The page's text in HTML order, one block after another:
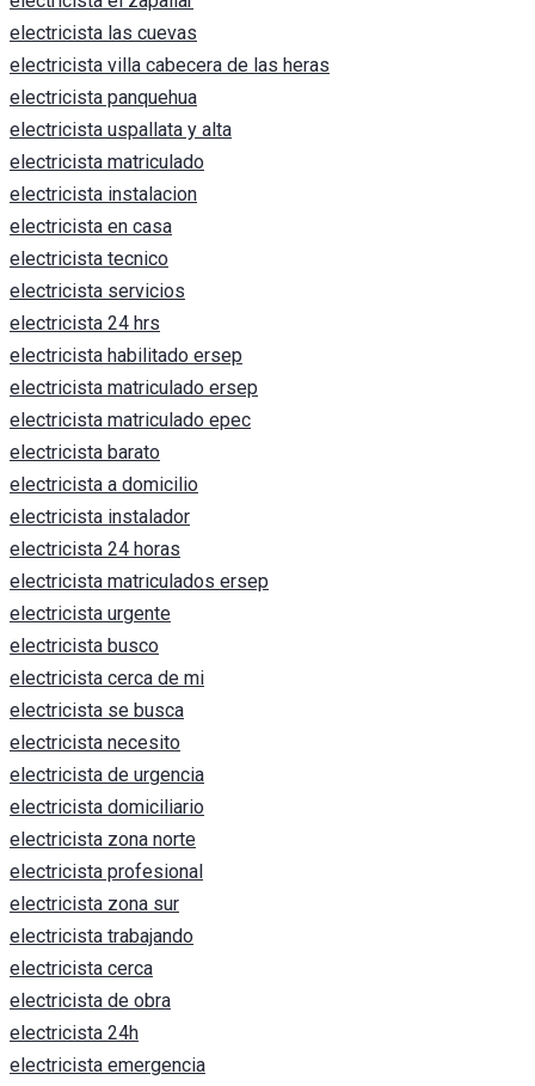
electricista las cuevas
electricista villa cabecera de las heras
electricista panquehua
electricista uspallata y alta
electricista matriculado
electricista instalacion
electricista en casa
electricista tecnico
electricista servicios
electricista 24 hrs
electricista habilitado ersep
electricista matriculado ersep
electricista matriculado epec
electricista barato
electricista a domicilio
electricista instalador
electricista 24 horas
electricista matriculados ersep
electricista urgente
electricista busco
electricista cerca de mi
electricista se busca
electricista necesito
electricista de urgencia
electricista domiciliario
electricista zona norte
electricista profesional
electricista zona sur
electricista trabajando
electricista cerca
electricista de obra
electricista 24h
electricista emergencia